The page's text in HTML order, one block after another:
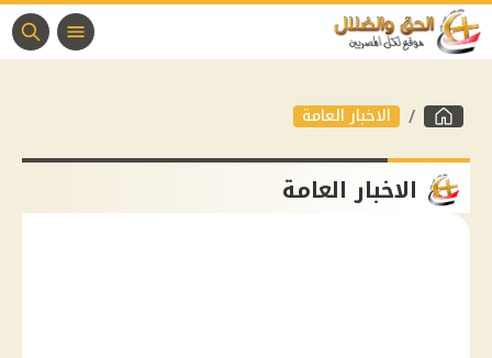
الاخبار العامة
الاخبار العامة